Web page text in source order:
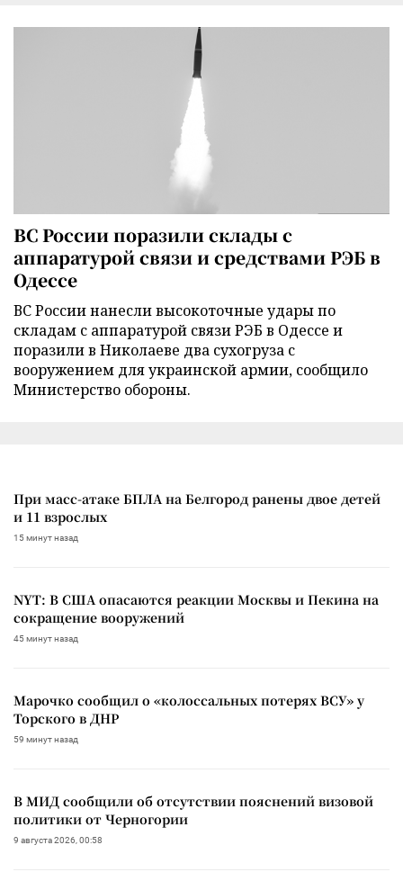
ВС России поразили склады с
аппаратурой связи и средствами РЭБ в
Одессе
ВС России нанесли высокоточные удары по
складам с аппаратурой связи РЭБ в Одессе и
поразили в Николаеве два сухогруза с
вооружением для украинской армии, сообщило
Министерство обороны.
При масс-атаке БПЛА на Белгород ранены двое детей
и 11 взрослых
15 минут назад
NYT: В США опасаются реакции Москвы и Пекина на
сокращение вооружений
45 минут назад
Марочко сообщил о «колоссальных потерях ВСУ» у
Торского в ДНР
59 минут назад
В МИД сообщили об отсутствии пояснений визовой
политики от Черногории
9 августа 2026, 00:58